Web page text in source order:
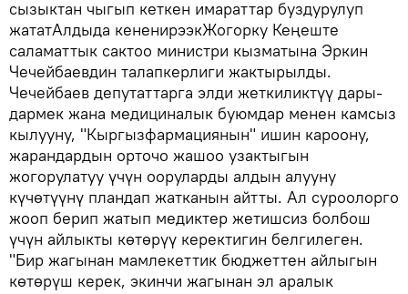
сызыктан чыгып кеткен имараттар буздурулуп
жататАлдыда кененирээкЖогорку Кеңеште
саламаттык сактоо министри кызматына Эркин
Чечейбаевдин талапкерлиги жактырылды.
Чечейбаев депутаттарга элди жеткиликтүү дары-
дармек жана медициналык буюмдар менен камсыз
кылууну, "Кыргызфармациянын" ишин кароону,
жарандардын орточо жашоо узактыгын
жогорулатуу үчүн ооруларды алдын алууну
күчөтүүнү пландап жатканын айтты. Ал суроолорго
жооп берип жатып медиктер жетишсиз болбош
үчүн айлыкты көтөрүү керектигин белгилеген.
"Бир жагынан мамлекеттик бюджеттен айлыгын
көтөрүш керек, экинчи жагынан эл аралык